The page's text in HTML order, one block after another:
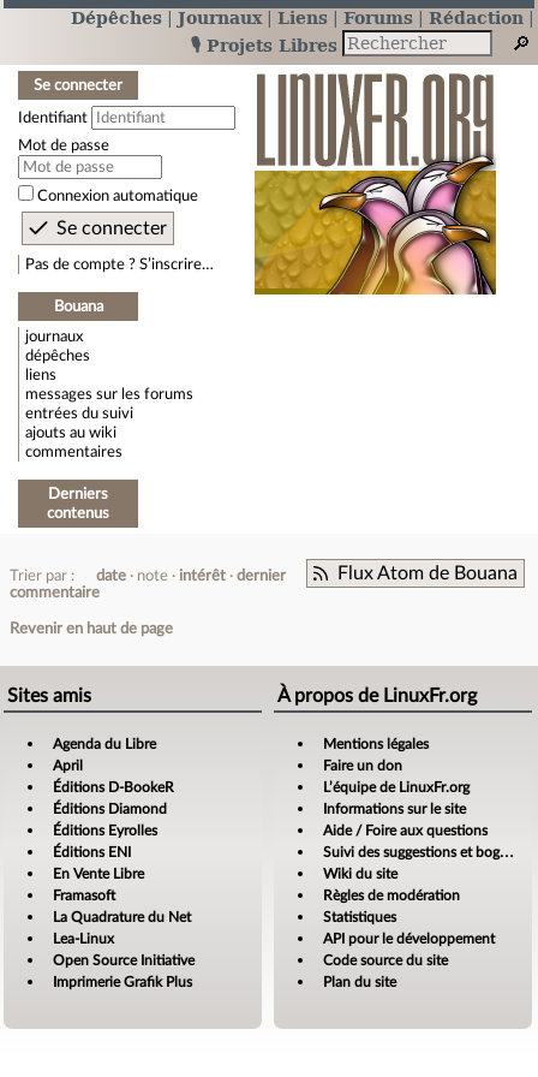
Dépêches Journaux Liens Forums
Rédaction
🎙️ Projets Libres
Se connecter
Identifiant
Mot de passe
Connexion automatique
Pas de compte ? S’inscrire…
Bouana
journaux
dépêches
liens
messages sur les forums
entrées du suivi
ajouts au wiki
commentaires
Derniers
contenus
Flux Atom de Bouana
Trier par : date note intérêt
dernier
commentaire
Revenir en haut de page
Sites amis
Agenda du Libre
April
Éditions D-BookeR
Éditions Diamond
Éditions Eyrolles
Éditions ENI
En Vente Libre
Framasoft
La Quadrature du Net
Lea-Linux
Open Source Initiative
Imprimerie Grafik Plus
À propos de LinuxFr.org
Mentions légales
Faire un don
L’équipe de LinuxFr.org
Informations sur le site
Aide / Foire aux questions
Suivi des suggestions et bogues
Wiki du site
Règles de modération
Statistiques
API pour le développement
Code source du site
Plan du site